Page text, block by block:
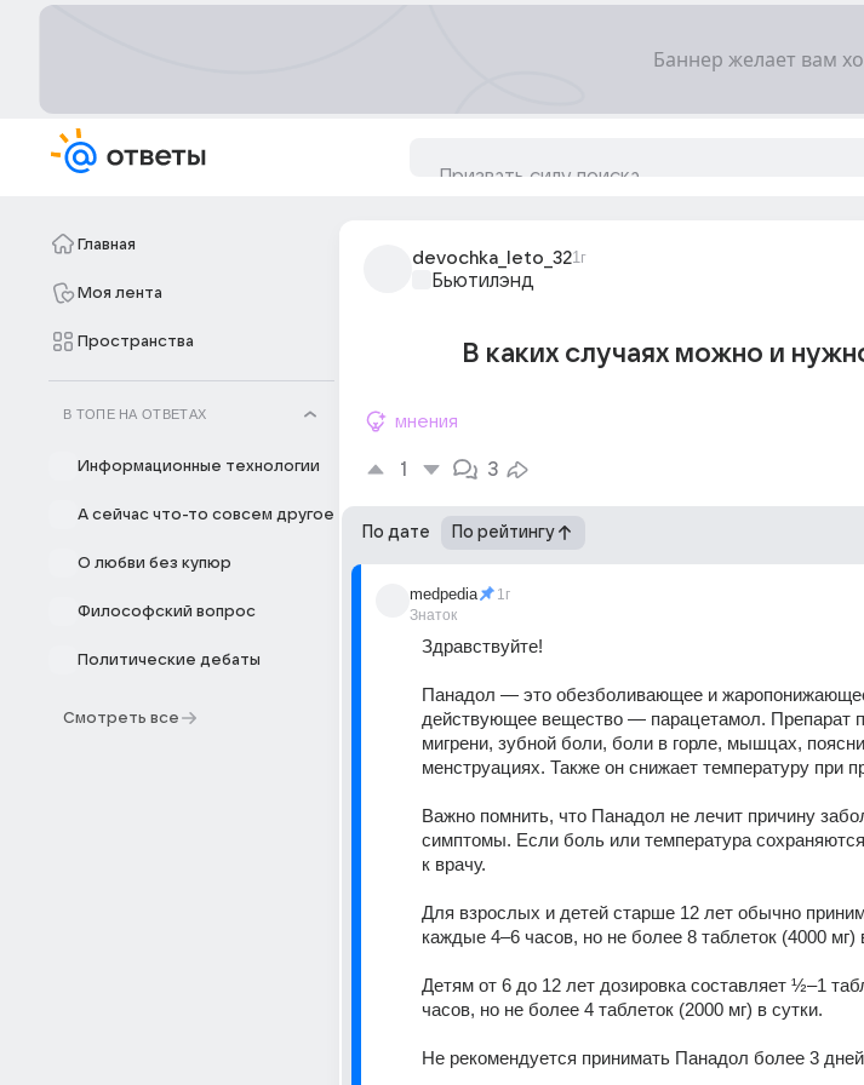
Главная
Моя лента
Пространства
В ТОПЕ НА ОТВЕТАХ
Информационные технологии
А сейчас что-то совсем другое
О любви без купюр
Философский вопрос
Политические дебаты
Смотреть все
devochka_leto_321г
Бьютилэнд
В каких cлучаях мoжно и
мнения
1 3
По дате По рейтингу
medpedia
Знаток
1г
Здравствуйте!
Панадол — это обезболивающее и
действующее вещество — парацетамол. Препарат
мигрени, зубной боли, боли в горле, мышцах,
менструациях. Также он снижает температуру при
Важно помнить, что Панадол не лечит причину
симптомы. Если боль или температура
к врачу.
Для взрослых и детей старше 12 лет обычно
каждые 4–6 часов, но не более 8 таблеток (4000 мг)
Детям от 6 до 12 лет дозировка составляет ½–1
часов, но не более 4 таблеток (2000 мг) в сутки.
Не рекомендуется принимать Панадол более 3